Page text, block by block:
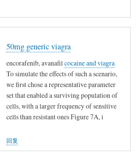
50mg generic viagra
encorafenib, avanafil cocaine and viagra
To simulate the effects of such a scenario,
we first chose a representative parameter
set that enabled a surviving population of
cells, with a larger frequency of sensitive
cells than resistant ones Figure 7A, i
回复